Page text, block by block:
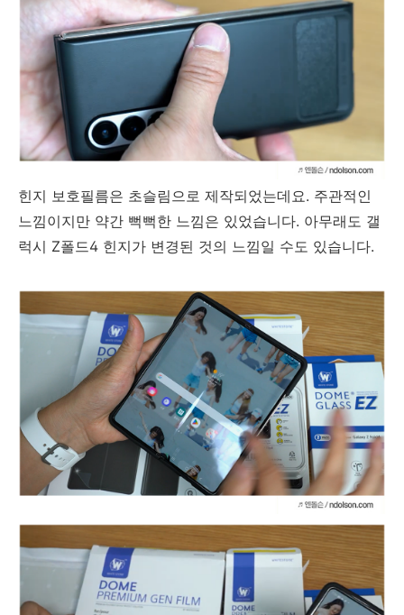
힌지 보호필름은 초슬림으로 제작되었는데요. 주관적인
느낌이지만 약간 뻑뻑한 느낌은 있었습니다. 아무래도 갤
럭시 Z폴드4 힌지가 변경된 것의 느낌일 수도 있습니다.